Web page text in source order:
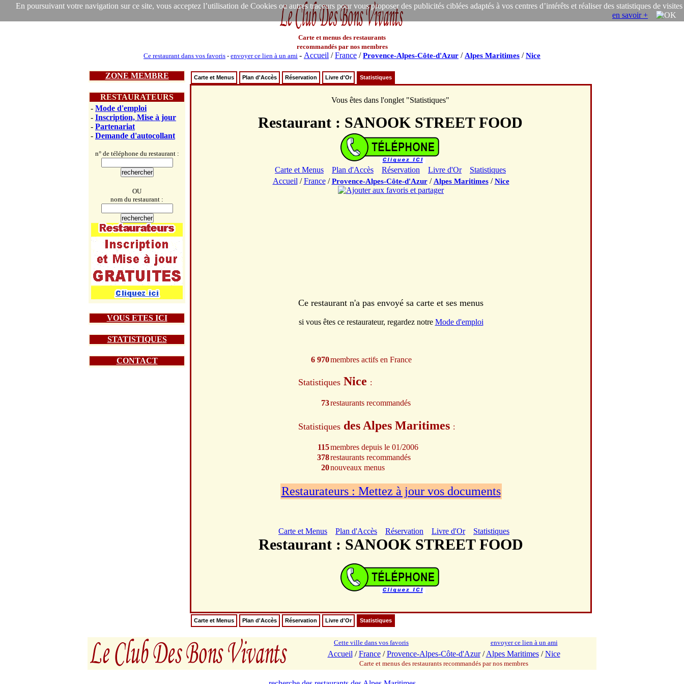
En poursuivant votre navigation sur ce site, vous acceptez l’utilisation de Cookies ou autres traceurs pour vous proposer des publicités ciblées adaptés à vos centres d’intérêts et réaliser des statistiques de visites
en savoir +
Carte et menus des restaurants
recommandés par nos membres
Ce restaurant dans vos favoris - envoyer ce lien à un ami - Accueil /France /Provence-Alpes-Côte-d'Azur / Alpes Maritimes /Nice
ZONE MEMBRE
RESTAURATEURS
- Mode d'emploi
- Inscription, Mise à jour
- Partenariat
- Demande d'autocollant
n° de téléphone du restaurant :
OU
nom du restaurant :
VOUS ETES ICI
STATISTIQUES
CONTACT
Carte et Menus Plan d'Accès Réservation Livre d'Or Statistiques
Vous êtes dans l'onglet "Statistiques"
Restaurant : SANOOK STREET FOOD
Carte et Menus Plan d'Accès Réservation Livre d'Or
Statistiques
Accueil /France/Provence-Alpes-Côte-d'Azur/ Alpes Maritimes/Nice
Ce restaurant n'a pas envoyé sa carte et ses menus
si vous êtes ce restaurateur, regardez notre Mode d'emploi
6 970membres actifs en France
Statistiques Nice :
73restaurants recommandés
Statistiques des Alpes Maritimes :
115membres depuis le 01/2006
378restaurants recommandés
20nouveaux menus
Restaurateurs : Mettez à jour vos documents
Carte et Menus Plan d'Accès Réservation Livre d'Or Statistiques
Restaurant : SANOOK STREET FOOD
Carte et Menus Plan d'Accès Réservation Livre d'Or Statistiques
Cette ville dans vos favoris envoyer ce lien à un ami
Accueil /France/Provence-Alpes-Côte-d'Azur/Alpes Maritimes/Nice
Carte et menus des restaurants recommandés par nos membres